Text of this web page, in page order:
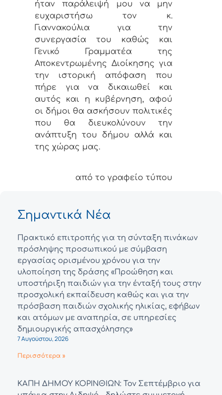
ήταν παράλειψή μου να μην
ευχαριστήσω τον κ.
Γιαννακούλια για την
συνεργασία του καθώς και
Γενικό Γραμματέα της
Αποκεντρωμένης Διοίκησης για
την ιστορική απόφαση που
πήρε για να δικαιωθεί και
αυτός και η κυβέρνηση, αφού
οι δήμοι θα ασκήσουν πολιτικές
που θα διευκολύνουν την
ανάπτυξη του δήμου αλλά και
της χώρας μας.
από το γραφείο τύπου
Σημαντικά Νέα
Πρακτικό επιτροπής για τη σύνταξη πινάκων
πρόσληψης προσωπικού με σύμβαση
εργασίας ορισμένου χρόνου για την
υλοποίηση της δράσης «Προώθηση και
υποστήριξη παιδιών για την ένταξή τους στην
προσχολική εκπαίδευση καθώς και για την
πρόσβαση παιδιών σχολικής ηλικίας, εφήβων
και ατόμων με αναπηρία, σε υπηρεσίες
δημιουργικής απασχόλησης»
7 Αυγούστου, 2026
Περισσότερα »
ΚΑΠΗ ΔΗΜΟΥ ΚΟΡΙΝΘΙΩΝ: Τον Σεπτέμβριο για